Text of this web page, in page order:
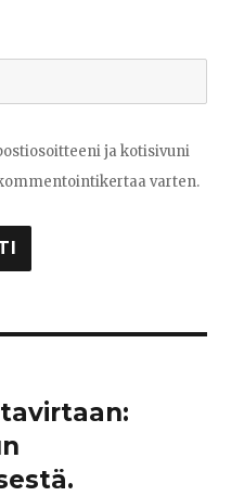
ja kotisivuni
varten.